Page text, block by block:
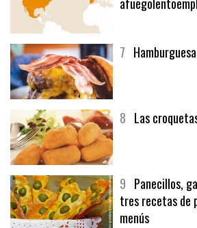
7
8 Las
9 Panecillos,
tres recetas de
menús